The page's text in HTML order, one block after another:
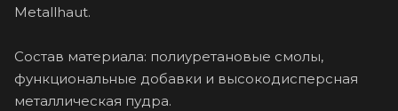
Metallhaut.
Состав материала: полиуретановые смолы,
функциональные добавки и высокодисперсная
металлическая пудра.